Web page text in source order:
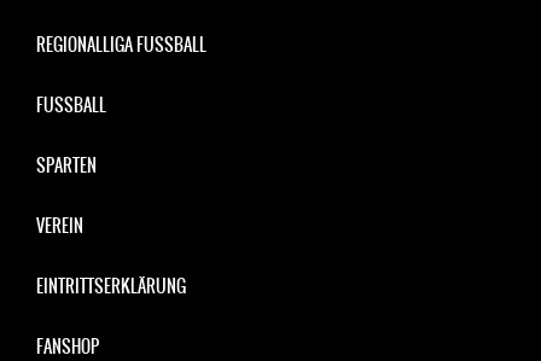
REGIONALLIGA FUSSBALL
FUSSBALL
SPARTEN
VEREIN
EINTRITTSERKLÄRUNG
FANSHOP